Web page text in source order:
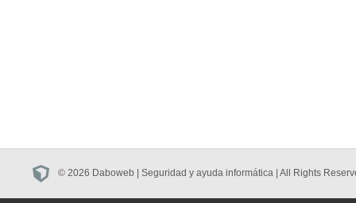
© 2026 Daboweb | Seguridad y ayuda informática | All Rights